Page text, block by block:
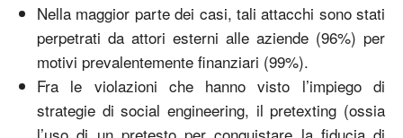
Nella maggior parte dei casi, tali attacchi sono stati
perpetrati da attori esterni alle aziende (96%) per
motivi prevalentemente finanziari (99%).
Fra le violazioni che hanno visto l’impiego di
strategie di social engineering, il pretexting (ossia